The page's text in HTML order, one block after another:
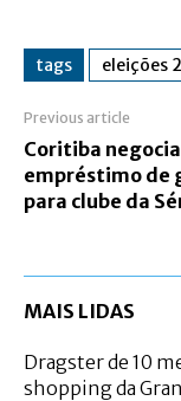
tags eleições
Previous article
Coritiba negocia
empréstimo de
para clube da
MAIS LIDAS
Dragster de 10
shopping da